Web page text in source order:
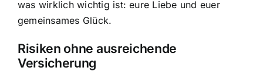
was wirklich wichtig ist: eure Liebe und euer
gemeinsames Glück.
Risiken ohne ausreichende
Versicherung